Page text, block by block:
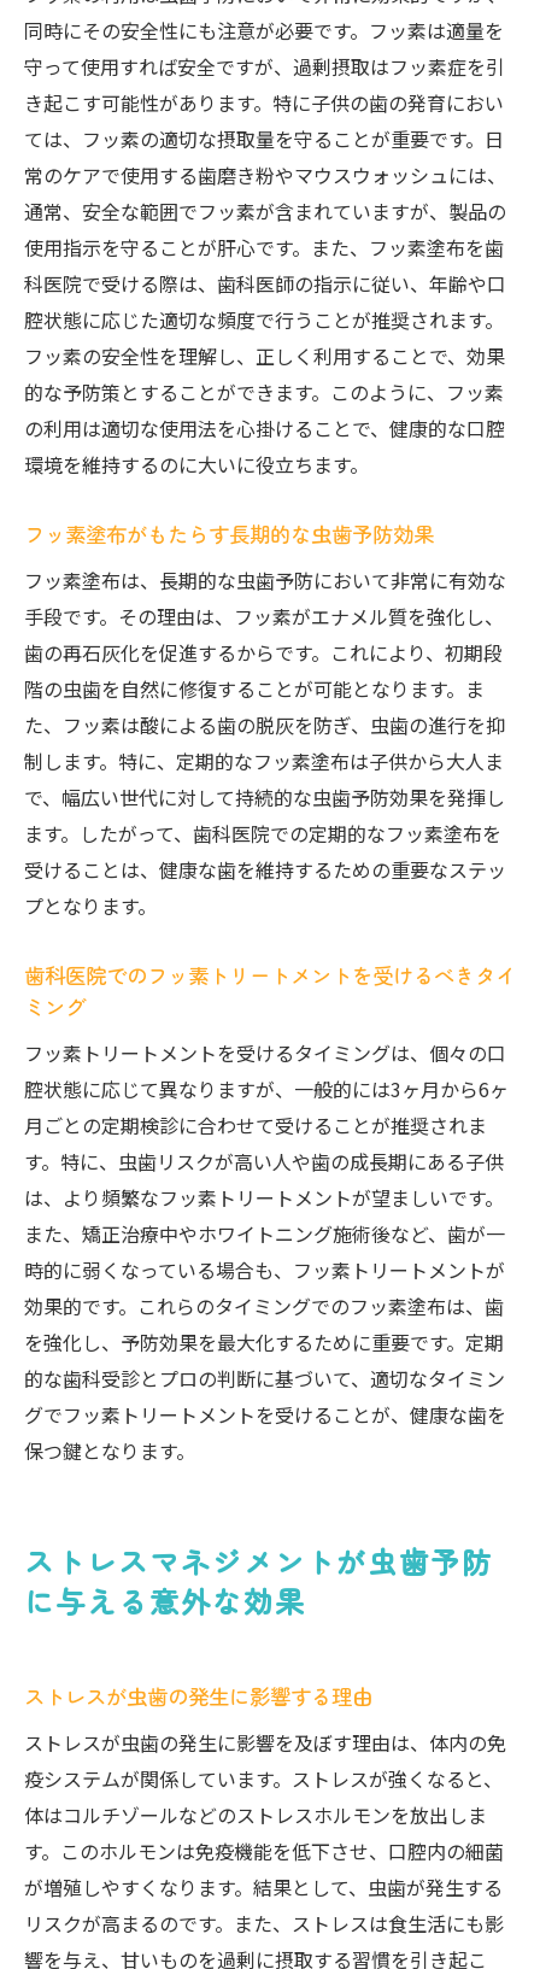
同時にその安全性にも注意が必要です。フッ素は適量を
守って使用すれば安全ですが、過剰摂取はフッ素症を引
き起こす可能性があります。特に子供の歯の発育におい
ては、フッ素の適切な摂取量を守ることが重要です。日
常のケアで使用する歯磨き粉やマウスウォッシュには、
通常、安全な範囲でフッ素が含まれていますが、製品の
使用指示を守ることが肝心です。また、フッ素塗布を歯
科医院で受ける際は、歯科医師の指示に従い、年齢や口
腔状態に応じた適切な頻度で行うことが推奨されます。
フッ素の安全性を理解し、正しく利用することで、効果
的な予防策とすることができます。このように、フッ素
の利用は適切な使用法を心掛けることで、健康的な口腔
環境を維持するのに大いに役立ちます。
フッ素塗布がもたらす長期的な虫歯予防効果
フッ素塗布は、長期的な虫歯予防において非常に有効な
手段です。その理由は、フッ素がエナメル質を強化し、
歯の再石灰化を促進するからです。これにより、初期段
階の虫歯を自然に修復することが可能となります。ま
た、フッ素は酸による歯の脱灰を防ぎ、虫歯の進行を抑
制します。特に、定期的なフッ素塗布は子供から大人ま
で、幅広い世代に対して持続的な虫歯予防効果を発揮し
ます。したがって、歯科医院での定期的なフッ素塗布を
受けることは、健康な歯を維持するための重要なステッ
プとなります。
歯科医院でのフッ素トリートメントを受けるべきタイ
ミング
フッ素トリートメントを受けるタイミングは、個々の口
腔状態に応じて異なりますが、一般的には3ヶ月から6ヶ
月ごとの定期検診に合わせて受けることが推奨されま
す。特に、虫歯リスクが高い人や歯の成長期にある子供
は、より頻繁なフッ素トリートメントが望ましいです。
また、矯正治療中やホワイトニング施術後など、歯が一
時的に弱くなっている場合も、フッ素トリートメントが
効果的です。これらのタイミングでのフッ素塗布は、歯
を強化し、予防効果を最大化するために重要です。定期
的な歯科受診とプロの判断に基づいて、適切なタイミン
グでフッ素トリートメントを受けることが、健康な歯を
保つ鍵となります。
ストレスマネジメントが虫歯予防
に与える意外な効果
ストレスが虫歯の発生に影響する理由
ストレスが虫歯の発生に影響を及ぼす理由は、体内の免
疫システムが関係しています。ストレスが強くなると、
体はコルチゾールなどのストレスホルモンを放出しま
す。このホルモンは免疫機能を低下させ、口腔内の細菌
が増殖しやすくなります。結果として、虫歯が発生する
リスクが高まるのです。また、ストレスは食生活にも影
響を与え、甘いものを過剰に摂取する習慣を引き起こ